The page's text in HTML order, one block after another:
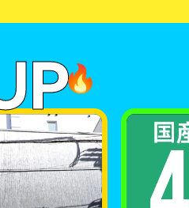
🔥